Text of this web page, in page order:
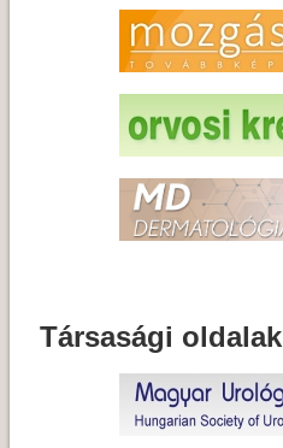
Társasági oldalak